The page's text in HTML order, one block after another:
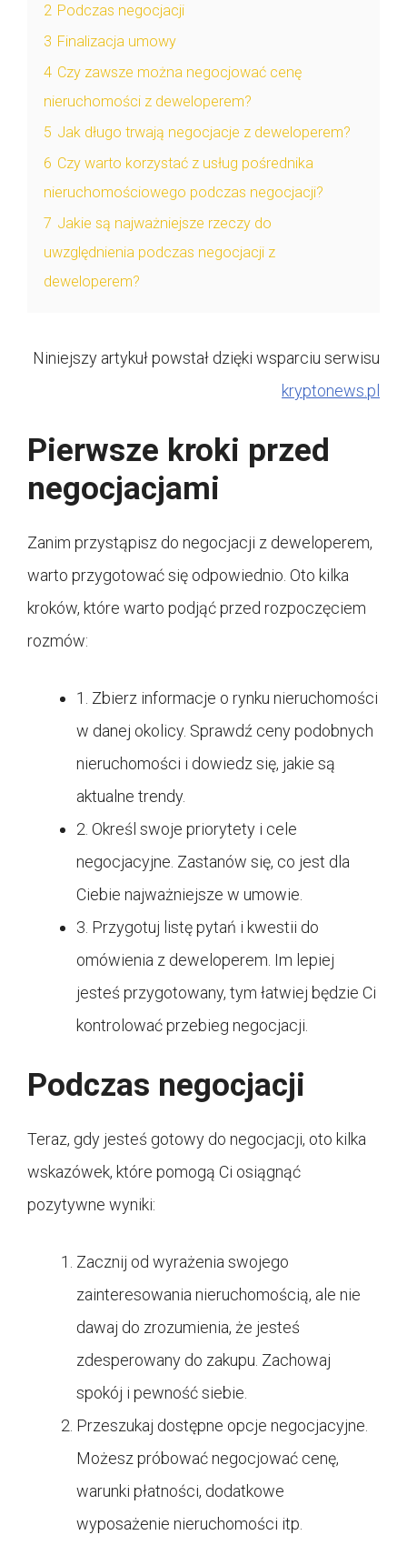
2 Podczas negocjacji
3 Finalizacja umowy
4 Czy zawsze można negocjować cenę
nieruchomości z deweloperem?
5 Jak długo trwają negocjacje z deweloperem?
6 Czy warto korzystać z usług pośrednika
nieruchomościowego podczas negocjacji?
7 Jakie są najważniejsze rzeczy do
uwzględnienia podczas negocjacji z
deweloperem?
Niniejszy artykuł powstał dzięki wsparciu serwisu
kryptonews.pl
Pierwsze kroki przed
negocjacjami
Zanim przystąpisz do negocjacji z deweloperem,
warto przygotować się odpowiednio. Oto kilka
kroków, które warto podjąć przed rozpoczęciem
rozmów:
1. Zbierz informacje o rynku nieruchomości
w danej okolicy. Sprawdź ceny podobnych
nieruchomości i dowiedz się, jakie są
aktualne trendy.
2. Określ swoje priorytety i cele
negocjacyjne. Zastanów się, co jest dla
Ciebie najważniejsze w umowie.
3. Przygotuj listę pytań i kwestii do
omówienia z deweloperem. Im lepiej
jesteś przygotowany, tym łatwiej będzie Ci
kontrolować przebieg negocjacji.
Podczas negocjacji
Teraz, gdy jesteś gotowy do negocjacji, oto kilka
wskazówek, które pomogą Ci osiągnąć
pozytywne wyniki:
Zacznij od wyrażenia swojego
zainteresowania nieruchomością, ale nie
dawaj do zrozumienia, że jesteś
zdesperowany do zakupu. Zachowaj
spokój i pewność siebie.
Przeszukaj dostępne opcje negocjacyjne.
Możesz próbować negocjować cenę,
warunki płatności, dodatkowe
wyposażenie nieruchomości itp.